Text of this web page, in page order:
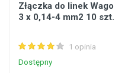
Złączka do linek Wago
3 x 0,14-4 mm2 10 szt.
1 opinia
Dostępny